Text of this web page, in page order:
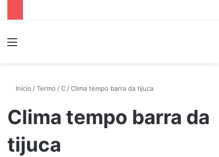
Início /Termo /C /Clima tempo barra da tijuca
Clima tempo barra da
tijuca